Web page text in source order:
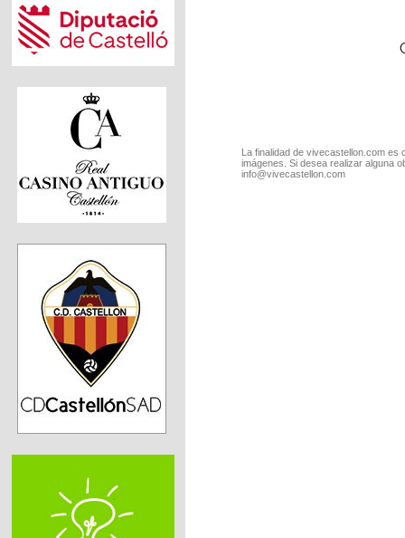
La finalidad de vivecastellon.com
imágenes. Si desea realizar alguna
info@vivecastellon.com